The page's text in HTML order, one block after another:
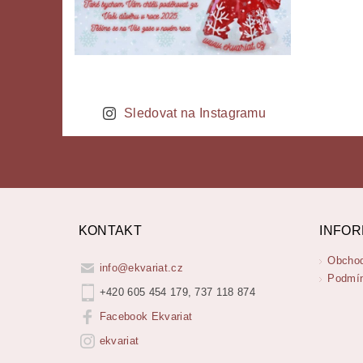
Sledovat na Instagramu
KONTAKT
info@ekvariat.cz
+420 605 454 179, 737 118 874
Facebook Ekvariat
ekvariat